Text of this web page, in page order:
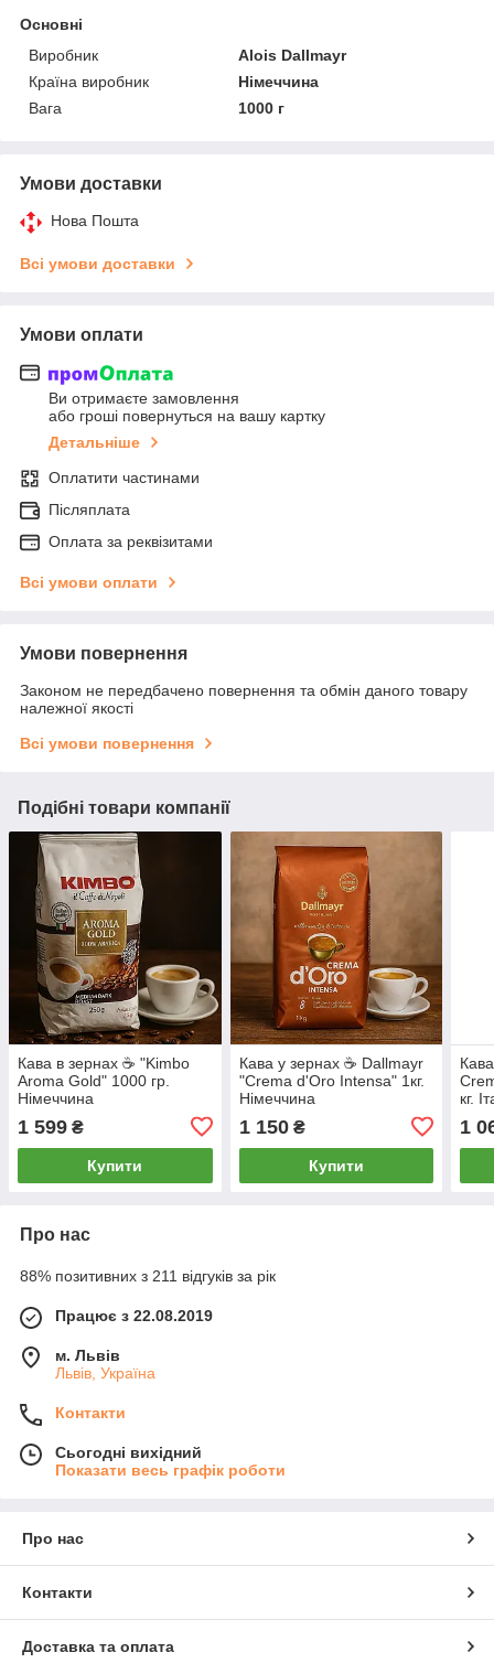
Основні
Виробник
Alois Dallmayr
Країна виробник
Німеччина
Вага
1000 г
Умови доставки
Нова Пошта
Всі умови доставки
Умови оплати
Ви отримаєте замовлення
або гроші повернуться на вашу картку
Детальніше
Оплатити частинами
Післяплата
Оплата за реквізитами
Всі умови оплати
Умови повернення
Законом не передбачено повернення та обмін даного товару
належної якості
Всі умови повернення
Подібні товари компанії
Кава в зернах ☕️ "Kimbo
Aroma Gold" 1000 гр.
Німеччина
1 599 ₴
Купити
Кава у зернах ☕️ Dallmayr
"Crema d'Oro Intensa" 1кг.
Німеччина
1 150₴
Купити
кг.
1
Про нас
88% позитивних з 211 відгуків за рік
Працює з 22.08.2019
м. Львів
Львів, Україна
Контакти
Сьогодні вихідний
Показати весь графік роботи
Про нас
Контакти
Доставка та оплата